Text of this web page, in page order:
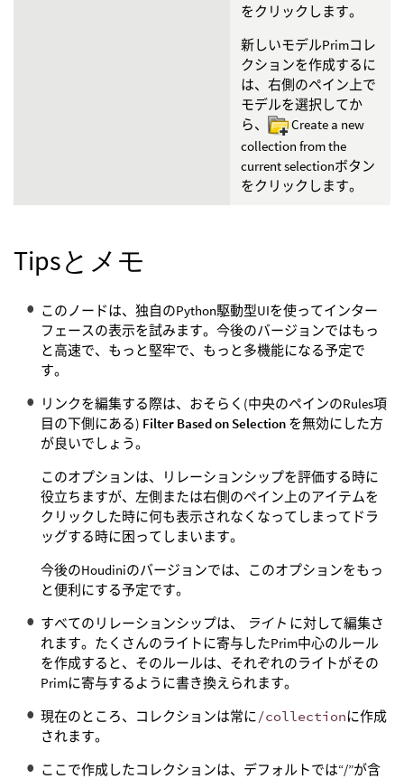
をクリックします。
新しいモデルPrimコレ
クションを作成するに
は、右側のペイン上で
モデルを選択してか
ら、
Create a new
collection from the
current selectionボタン
をクリックします。
Tipsとメモ
このノードは、独自のPython駆動型UIを使ってインター
フェースの表示を試みます。今後のバージョンではもっ
と高速で、もっと堅牢で、もっと多機能になる予定で
す。
リンクを編集する際は、おそらく(中央のペインのRules項
目の下側にある) Filter Based on Selection を無効にした方
が良いでしょう。
このオプションは、リレーションシップを評価する時に
役立ちますが、左側または右側のペイン上のアイテムを
クリックした時に何も表示されなくなってしまってドラ
ッグする時に困ってしまいます。
今後のHoudiniのバージョンでは、このオプションをもっ
と便利にする予定です。
すべてのリレーションシップは、
ライト に対して編集さ
れます。たくさんのライトに寄与したPrim中心のルール
を作成すると、そのルールは、それぞれのライトがその
Primに寄与するように書き換えられます。
現在のところ、コレクションは常に/collectionに作成
されます。
ここで作成したコレクションは、デフォルトでは“/”が含